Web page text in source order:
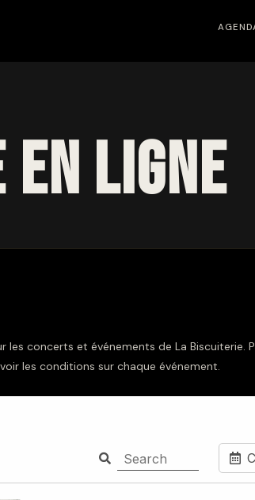
ligne
les concerts et événements de La Biscuiterie.
les conditions sur chaque événement.